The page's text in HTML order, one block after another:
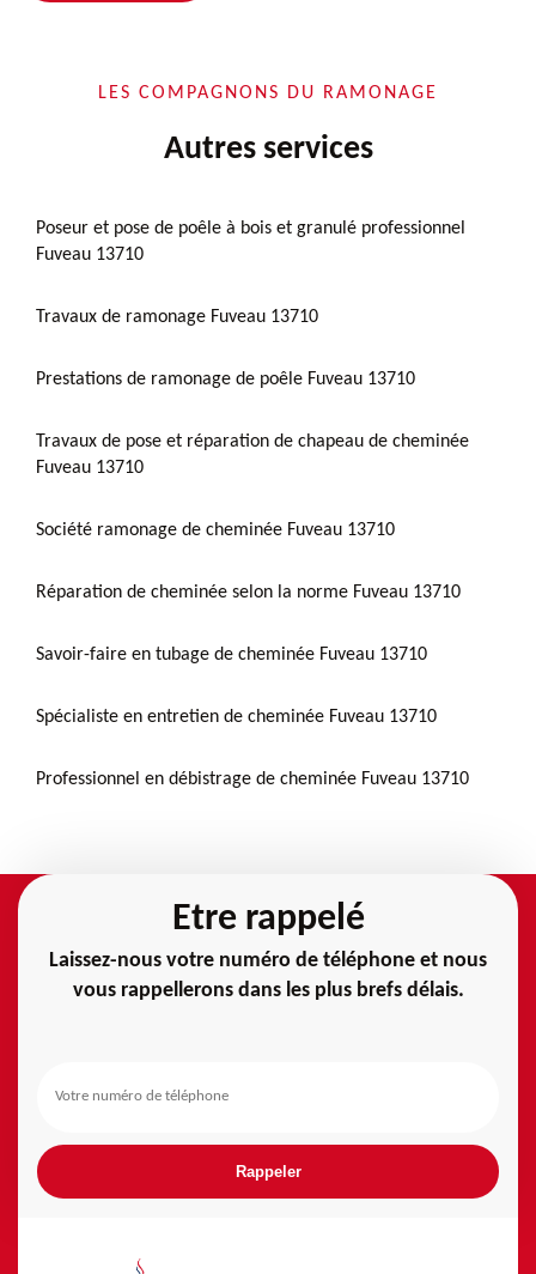
LES COMPAGNONS DU RAMONAGE
Autres services
Poseur et pose de poêle à bois et granulé professionnel
Fuveau 13710
Travaux de ramonage Fuveau 13710
Prestations de ramonage de poêle Fuveau 13710
Travaux de pose et réparation de chapeau de cheminée
Fuveau 13710
Société ramonage de cheminée Fuveau 13710
Réparation de cheminée selon la norme Fuveau 13710
Savoir-faire en tubage de cheminée Fuveau 13710
Spécialiste en entretien de cheminée Fuveau 13710
Professionnel en débistrage de cheminée Fuveau 13710
Etre rappelé
Laissez-nous votre numéro de téléphone et nous
vous rappellerons dans les plus brefs délais.